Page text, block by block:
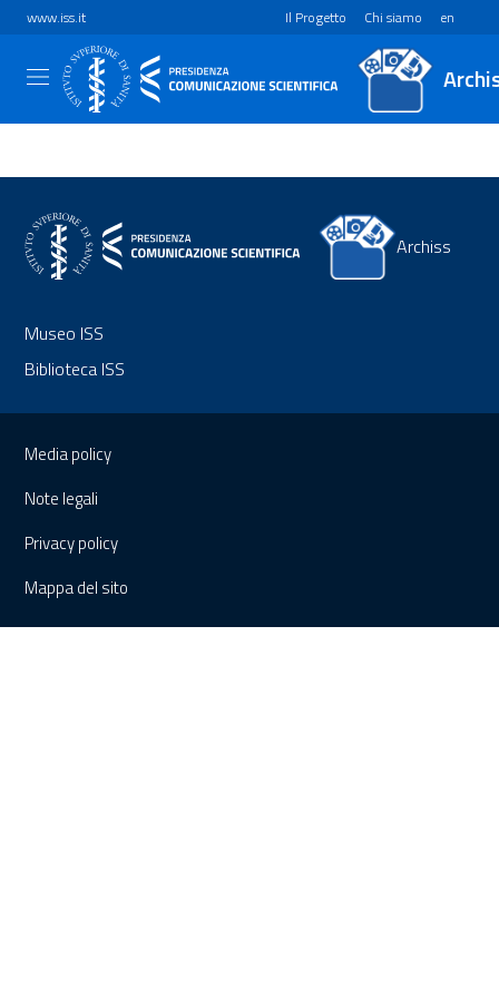
www.iss.it Il Progetto Chi siamo en
Archiss
Museo ISS
Biblioteca ISS
Media policy
Note legali
Privacy policy
Mappa del sito